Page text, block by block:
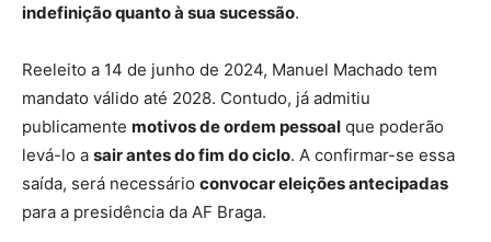
indefinição quanto à sua sucessão.
Reeleito a 14 de junho de 2024, Manuel Machado tem
mandato válido até 2028. Contudo, já admitiu
publicamente motivos de ordem pessoal que poderão
levá-lo a sair antes do fim do ciclo. A confirmar-se essa
saída, será necessário convocar eleições antecipadas
para a presidência da AF Braga.